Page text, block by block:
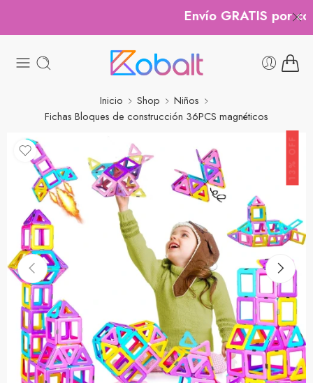
Envío GRATIS por
Inicio Shop
Niños
Fichas Bloques de construcción 36PCS magnéticos
13% OFF